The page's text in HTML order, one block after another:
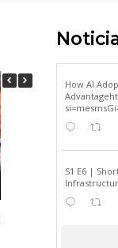
to
How AI
S1 E6 |